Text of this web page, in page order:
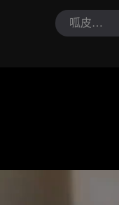
呱皮仔说剧